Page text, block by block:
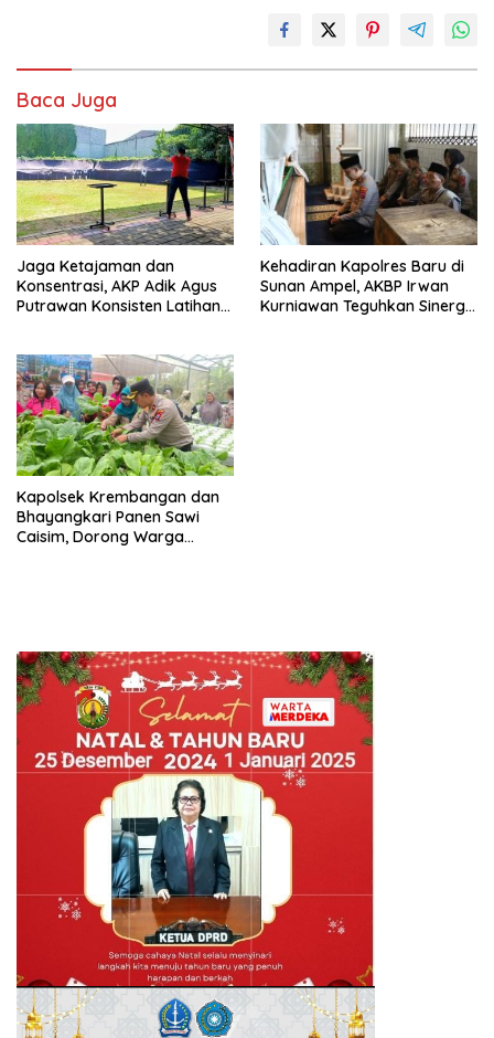
Baca Juga
Jaga Ketajaman dan
Konsentrasi, AKP Adik Agus
Putrawan Konsisten Latihan
Kehadiran Kapolres Baru di
Sunan Ampel, AKBP Irwan
Kurniawan Teguhkan Sinergi
Kapolsek Krembangan dan
Bhayangkari Panen Sawi
Caisim, Dorong Warga